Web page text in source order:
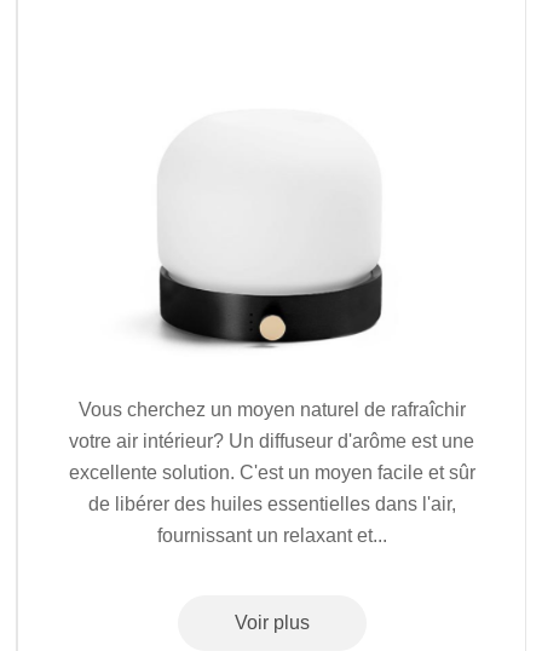
Vous cherchez un moyen naturel de rafraîchir
votre air intérieur? Un diffuseur d'arôme est une
excellente solution. C'est un moyen facile et sûr
de libérer des huiles essentielles dans l'air,
fournissant un relaxant et...
Voir plus